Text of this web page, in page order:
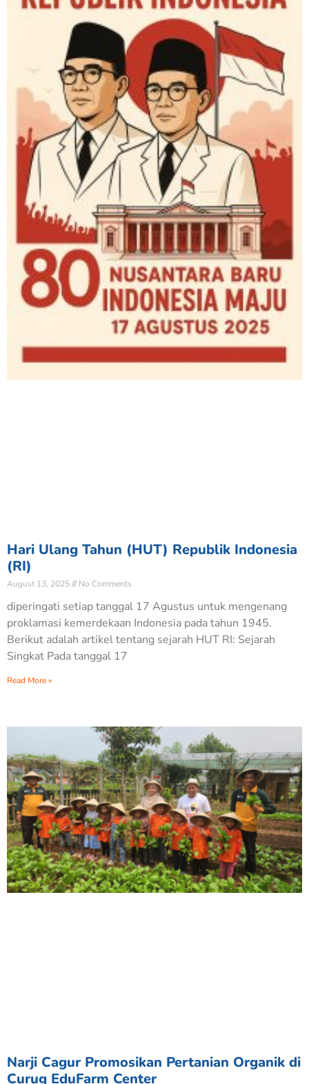
Hari Ulang Tahun (HUT) Republik Indonesia
(RI)
August 13, 2025 No Comments
diperingati setiap tanggal 17 Agustus untuk mengenang
proklamasi kemerdekaan Indonesia pada tahun 1945.
Berikut adalah artikel tentang sejarah HUT RI: Sejarah
Singkat Pada tanggal 17
Read More »
Narji Cagur Promosikan Pertanian Organik di
Curug EduFarm Center